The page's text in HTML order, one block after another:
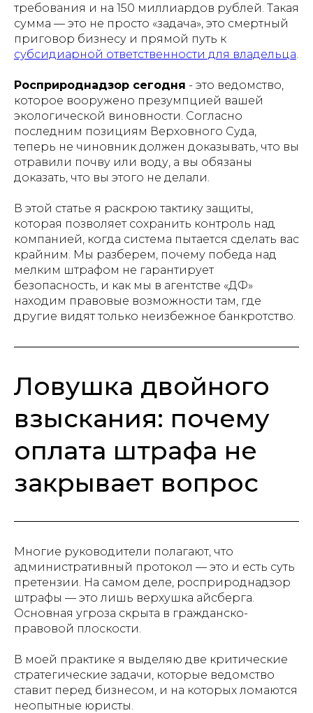
требования и на 150 миллиардов рублей. Такая
сумма — это не просто «задача», это смертный
приговор бизнесу и прямой путь к
субсидиарной ответственности для владельца.
Росприроднадзор сегодня - это ведомство,
которое вооружено презумпцией вашей
экологической виновности. Согласно
последним позициям Верховного Суда,
теперь не чиновник должен доказывать, что вы
отравили почву или воду, а вы обязаны
доказать, что вы этого не делали.
В этой статье я раскрою тактику защиты,
которая позволяет сохранить контроль над
компанией, когда система пытается сделать вас
крайним. Мы разберем, почему победа над
мелким штрафом не гарантирует
безопасность, и как мы в агентстве «ДФ»
находим правовые возможности там, где
другие видят только неизбежное банкротство.
Ловушка двойного
взыскания: почему
оплата штрафа не
закрывает вопрос
Многие руководители полагают, что
административный протокол — это и есть суть
претензии. На самом деле, росприроднадзор
штрафы — это лишь верхушка айсберга.
Основная угроза скрыта в гражданско-
правовой плоскости.
В моей практике я выделяю две критические
стратегические задачи, которые ведомство
ставит перед бизнесом, и на которых ломаются
неопытные юристы.